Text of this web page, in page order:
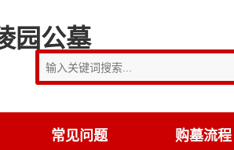
常见问题 购墓流程